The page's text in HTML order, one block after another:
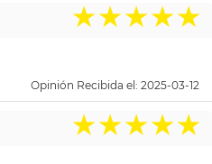
★★★★★
Opinión Recibida el: 2025-03-12
★★★★★